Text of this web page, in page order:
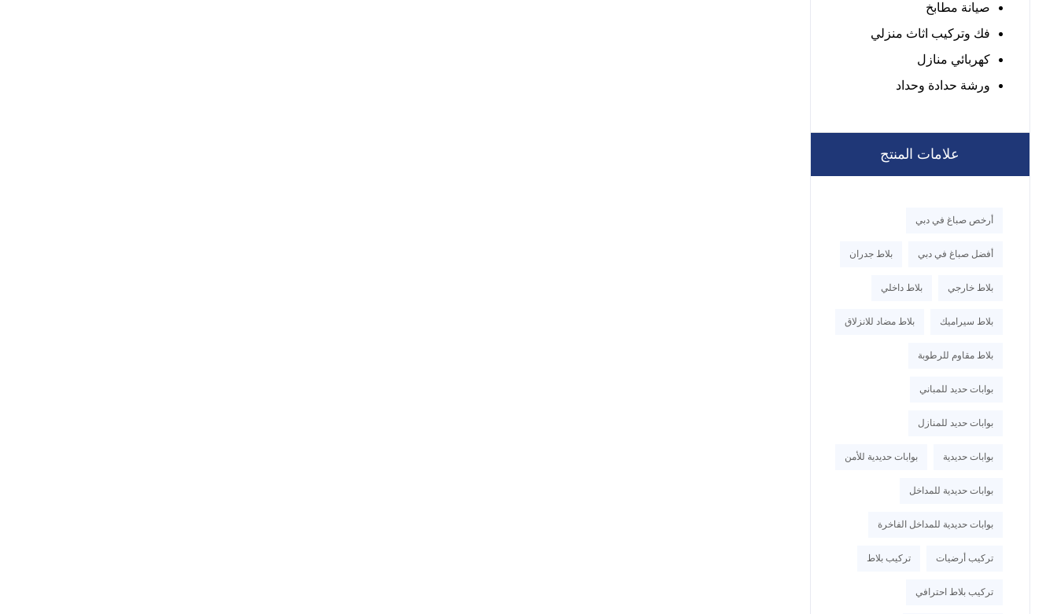
صيانة مطابخ
فك وتركيب اثاث منزلي
كهربائي منازل
ورشة حدادة وحداد
علامات المنتج
أرخص صباغ في دبي
أفضل صباغ في دبي بلاط جدران
بلاط خارجي بلاط داخلي
بلاط سيراميك بلاط مضاد للانزلاق
بلاط مقاوم للرطوبة
بوابات حديد للمباني
بوابات حديد للمنازل
بوابات حديدية بوابات حديدية للأمن
بوابات حديدية للمداخل
بوابات حديدية للمداخل الفاخرة
تركيب أرضيات تركيب بلاط
تركيب بلاط احترافي